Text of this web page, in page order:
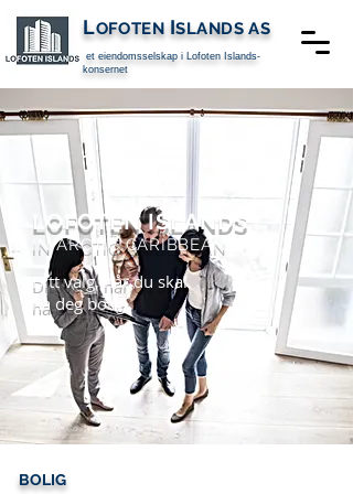
LOFOTEN ISLANDS AS
et eiendomsselskap i Lofoten Islands-
konsernet
LOFOTEN ISLANDS
IN ARCTIC CARIBBEAN
Ditt valg, når du skal
ha deg bolig
BOLIG